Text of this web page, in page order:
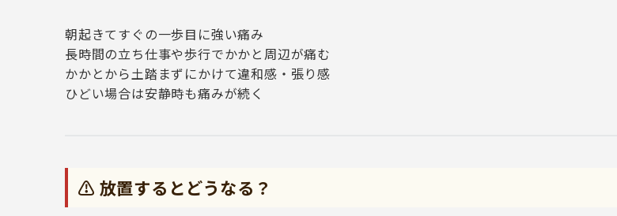
朝起きてすぐの一歩目に強い痛み
長時間の立ち仕事や歩行でかかと周辺が痛む
かかとから土踏まずにかけて違和感・張り感
ひどい場合は安静時も痛みが続く
⚠️ 放置するとどうなる？